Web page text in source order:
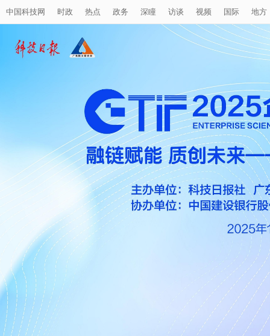
中国科技网 时政 热点 政务 深瞳 访谈 视频 国际 地方